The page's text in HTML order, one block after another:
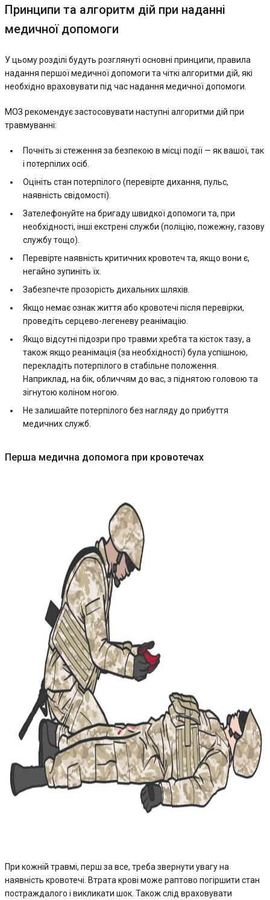
Принципи та алгоритм дій при наданні
медичної допомоги
У цьому розділі будуть розглянуті основні принципи, правила
надання першої медичної допомоги та чіткі алгоритми дій, які
необхідно враховувати під час надання медичної допомоги.
МОЗ рекомендує застосовувати наступні алгоритми дій при
травмуванні:
Почніть зі стеження за безпекою в місці події — як вашої, так
і потерпілих осіб.
Оцініть стан потерпілого (перевірте дихання, пульс,
наявність свідомості).
Зателефонуйте на бригаду швидкої допомоги та, при
необхідності, інші екстрені служби (поліцію, пожежну, газову
службу тощо).
Перевірте наявність критичних кровотеч та, якщо вони є,
негайно зупиніть їх.
Забезпечте прозорість дихальних шляхів.
Якщо немає ознак життя або кровотечі після перевірки,
проведіть серцево-легеневу реанімацію.
Якщо відсутні підозри про травми хребта та кісток тазу, а
також якщо реанімація (за необхідності) була успішною,
перекладіть потерпілого в стабільне положення.
Наприклад, на бік, обличчям до вас, з піднятою головою та
зігнутою коліном ногою.
Не залишайте потерпілого без нагляду до прибуття
медичних служб.
Перша медична допомога при кровотечах
При кожній травмі, перш за все, треба звернути увагу на
наявність кровотечі. Втрата крові може раптово погіршити стан
постраждалого і викликати шок. Також слід враховувати